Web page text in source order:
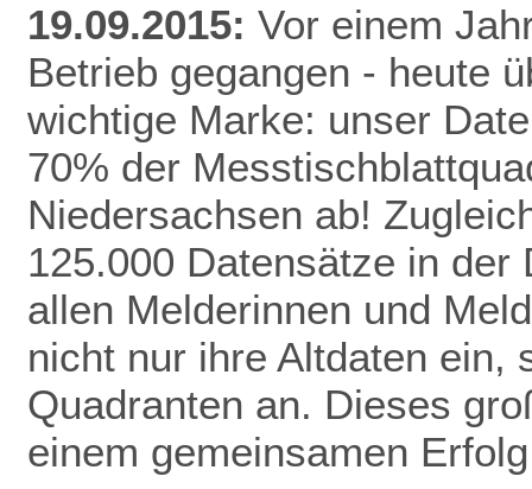
19.09.2015: Vor einem
Betrieb gegangen - heute
wichtige Marke: unser
70% der
Niedersachsen ab!
125.000 Datensätze in der
allen Melderinnen und
nicht nur ihre Altdaten ein,
Quadranten an. Dieses
einem gemeinsamen